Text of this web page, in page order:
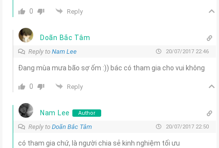
0 Reply
Doãn Bắc Tâm
Reply to Nam Lee 20/07/2017 22:46
Đang mùa mưa bão sợ ốm :)) bác có tham gia cho vui không
0 Reply
Nam Lee Author
Reply to Doãn Bắc Tâm 20/07/2017 22:50
có tham gia chứ, là người chia sẻ kinh nghiệm tối ưu